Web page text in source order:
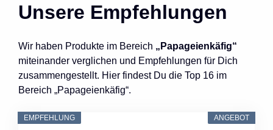
Unsere Empfehlungen
Wir haben Produkte im Bereich „Papageienkäfig“
miteinander verglichen und Empfehlungen für Dich
zusammengestellt. Hier findest Du die Top 16 im
Bereich „Papageienkäfig“.
ANGEBOT
EMPFEHLUNG